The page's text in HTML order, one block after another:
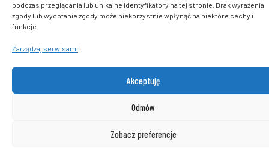
podczas przeglądania lub unikalne identyfikatory na tej stronie. Brak wyrażenia
zgody lub wycofanie zgody może niekorzystnie wpłynąć na niektóre cechy i
funkcje.
Zarządzaj serwisami
Akceptuję
Odmów
Zobacz preferencje